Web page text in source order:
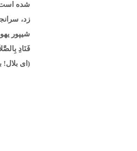
شده است
زد،
فَنَادِ بِالصَّلاَةِ»
(اى بلال!